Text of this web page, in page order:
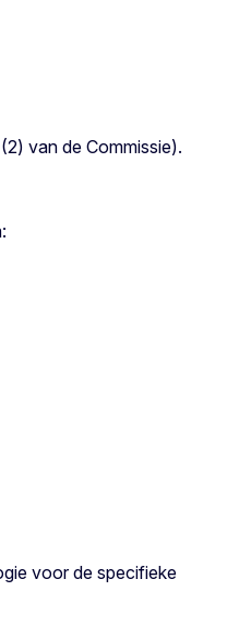
van de Commissie).
voor de specifieke